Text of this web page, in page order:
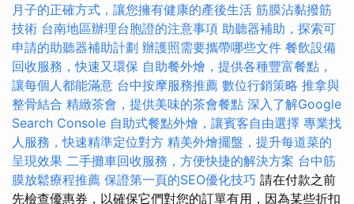
月子的正確方式，讓您擁有健康的產後生活 筋膜沾黏撥筋
技術 台南地區辦理台胞證的注意事項 助聽器補助，探索可
申請的助聽器補助計劃 辦護照需要攜帶哪些文件 餐飲設備
回收服務，快速又環保 自助餐外燴，提供各種豐富餐點，
讓每個人都能滿意 台中按摩服務推薦 數位行銷策略 推拿與
整骨結合 精緻茶會，提供美味的茶會餐點 深入了解Google
Search Console 自助式餐點外燴，讓賓客自由選擇 專業找
人服務，快速精準定位對方 精美外燴擺盤，提升每道菜的
呈現效果 二手攤車回收服務，方便快捷的解決方案 台中筋
膜放鬆療程推薦 保證第一頁的SEO優化技巧 請在付款之前
先檢查優惠券，以確保它們對您的訂單有用，因為某些折扣